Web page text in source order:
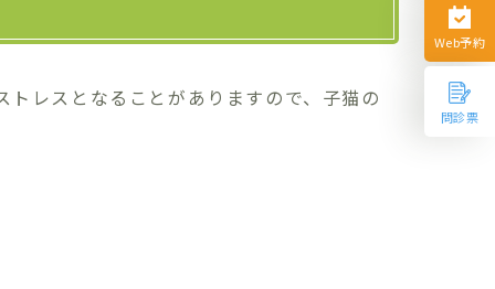
レスとなることがありますので、子猫の
Web予約
問診票